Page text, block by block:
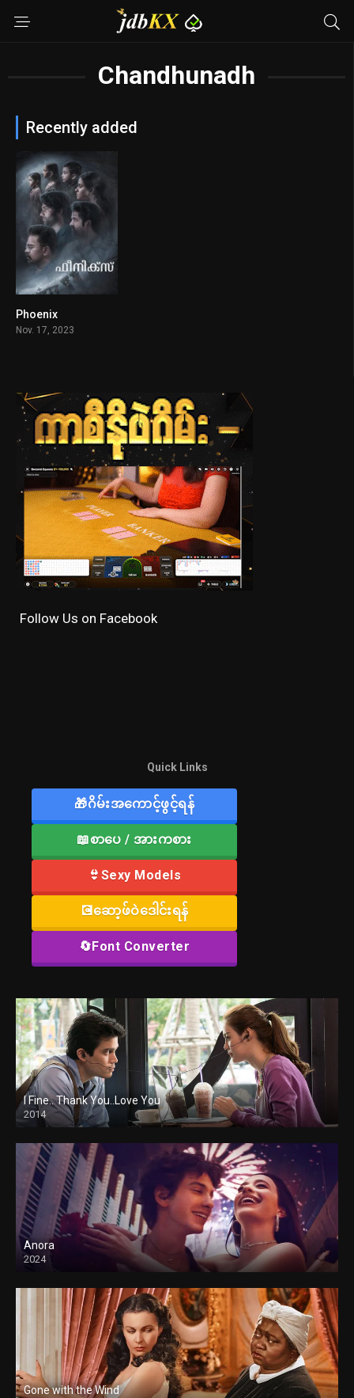
Chandhunadh
Recently added
Phoenix
Nov. 17, 2023
Follow Us on Facebook
Quick Links
🎁ဂိမ်းအကောင့်ဖွင့်ရန်
📖စာပေ / အားကစား
👙Sexy Models
💽ဆော့ဖ်ဝဲဒေါင်းရန်
🔄Font Converter
I Fine.. Thank You..Love You
2014
Anora
2024
Gone with the Wind